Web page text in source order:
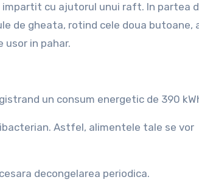
cu ajutorul unui raft. In partea
de gheata, rotind cele doua butoane,
in pahar.
un consum energetic de 390
Astfel, alimentele tale se vor
decongelarea periodica.